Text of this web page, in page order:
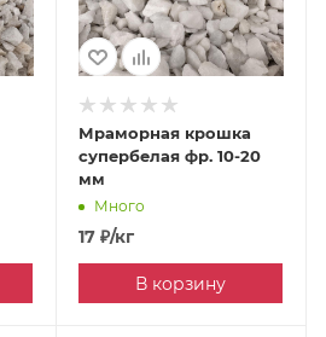
Мраморная крошка
супербелая фр. 10-20
мм
Много
17₽/кг
В корзину